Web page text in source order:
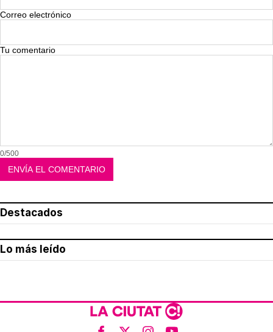
Correo electrónico
Tu comentario
0/500
Destacados
Lo más leído